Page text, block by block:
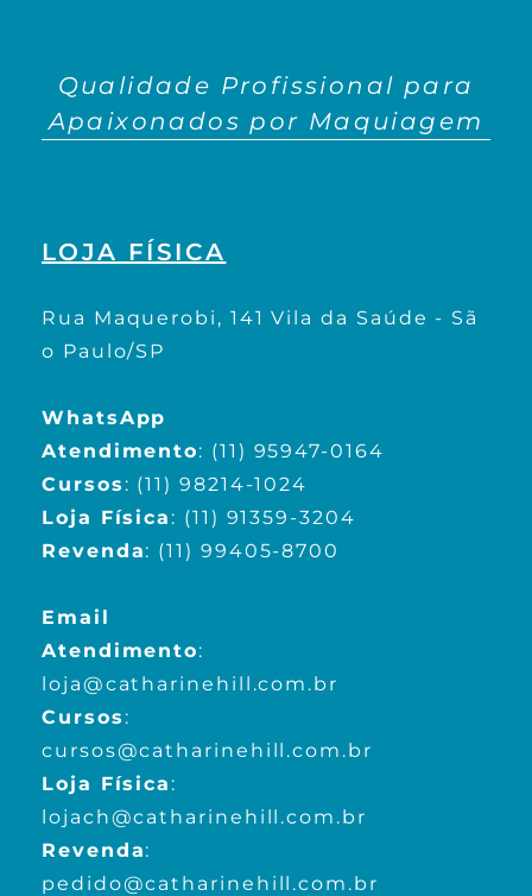
Qualidade Profissional para
Apaixonados por Maquiagem
LOJA FÍSICA
Rua Maquerobi, 141 Vila da Saúde - Sã
o Paulo/SP
WhatsApp
Atendimento: (11) 95947-0164
Cursos : (11) 98214-1024
Loja Física : (11) 91359-3204
Revenda: (11) 99405-8700
Email
Atendimento:
loja@catharinehill.com.br
Cursos :
cursos@catharinehill.com.br
Loja Física :
lojach@catharinehill.com.br
Revenda:
pedido@catharinehill.com.br